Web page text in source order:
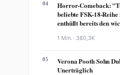
04
Horror-Comeback:
beliebte FSK-18-
enthüllt bereits den
1 Min. · 380,3K
05
Verona Pooth Sohn
Unerträglich